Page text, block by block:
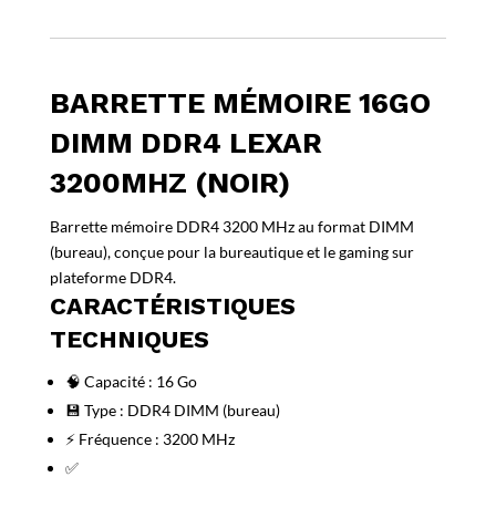
BARRETTE MÉMOIRE 16GO
DIMM DDR4 LEXAR
3200MHZ (NOIR)
Barrette mémoire DDR4 3200 MHz au format DIMM
(bureau), conçue pour la bureautique et le gaming sur
plateforme DDR4.
CARACTÉRISTIQUES
TECHNIQUES
🧠 Capacité : 16 Go
💾 Type : DDR4 DIMM (bureau)
⚡ Fréquence : 3200 MHz
✅